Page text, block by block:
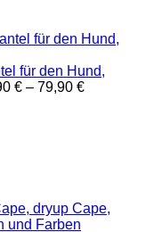
für den Hund,
€ – 79,90 €